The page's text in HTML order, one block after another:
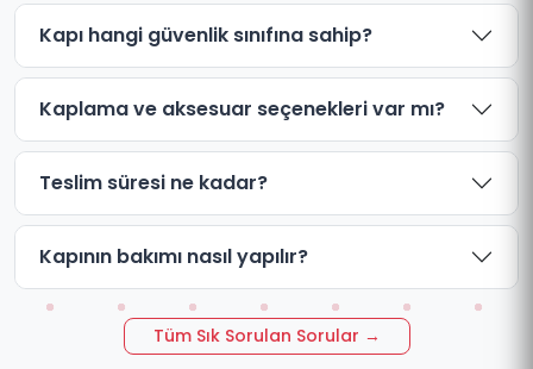
Kapı hangi güvenlik sınıfına sahip?
Kaplama ve aksesuar seçenekleri var mı?
Teslim süresi ne kadar?
Kapının bakımı nasıl yapılır?
Tüm Sık Sorulan Sorular →